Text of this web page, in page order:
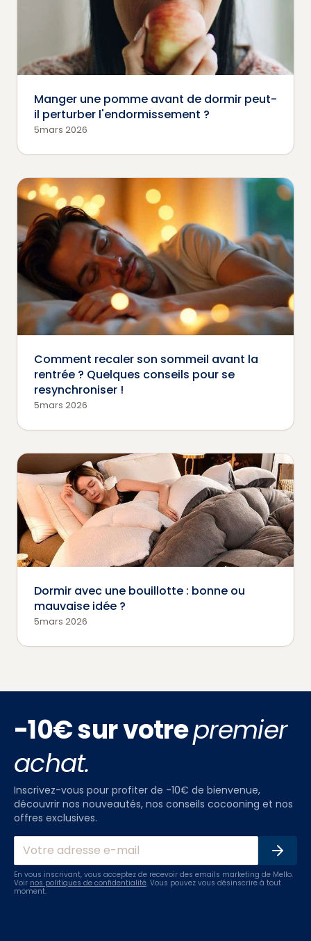
Manger une pomme avant de dormir peut-
il perturber l'endormissement ?
5mars 2026
Comment recaler son sommeil avant la
rentrée ? Quelques conseils pour se
resynchroniser !
5mars 2026
Dormir avec une bouillotte : bonne ou
mauvaise idée ?
5mars 2026
-10€ sur votrepremier
achat.
Inscrivez-vous pour profiter de -10€ de bienvenue,
découvrir nos nouveautés, nos conseils cocooning et nos
offres exclusives.
En vous inscrivant, vous acceptez de recevoir des emails marketing de Mello.
Voir nos politiques de confidentialité. Vous pouvez vous désinscrire à tout
moment.